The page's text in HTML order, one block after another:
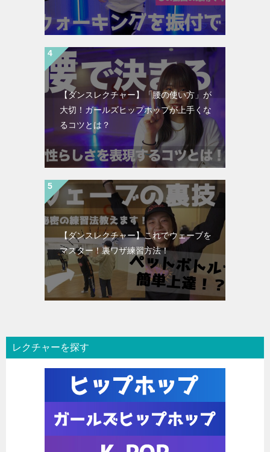
【ダンスレクチャー】「腰の使い方」が
大切！ガールズヒップホップが上手くな
るコツとは？
【ダンスレクチャー】これでウェーブを
マスター！裏ワザ練習方法！
レクチャーを探す